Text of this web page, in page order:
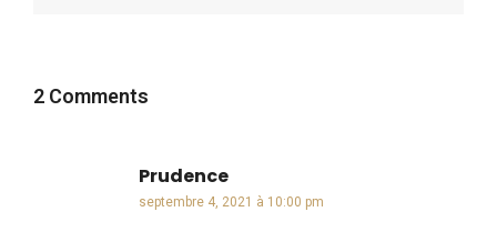
2 Comments
Prudencedit :
septembre 4, 2021 à 10:00 pm